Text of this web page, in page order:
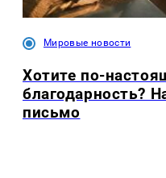
Мировые новости
Хотите по-
благодарность?
письмо